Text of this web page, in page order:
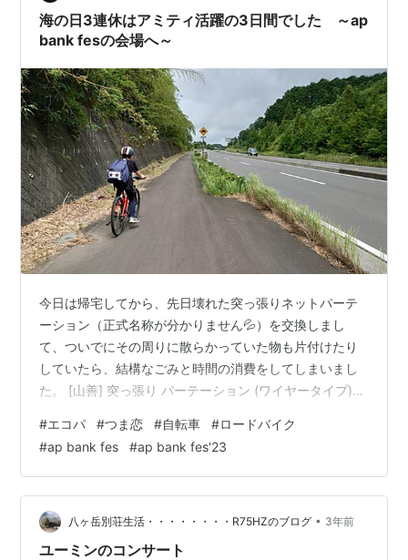
海の日3連休はアミティ活躍の3日間でした ～ap
bank fesの会場へ～
今日は帰宅してから、先日壊れた突っ張りネットパーテ
ーション（正式名称が分かりません💦）を交換しまし
て、ついでにその周りに散らかっていた物も片付けたり
していたら、結構なごみと時間の消費をしてしまいまし
た。 [山善] 突っ張り パーテーション (ワイヤータイプ)
け 収納 壁面収納 天井 間仕切り 組立品 ホワイト SP-
60(W) 山善(YAMAZEN) Amazon 実際に買ったのは幅
90cmのものですが、壁に穴をあけられないので、こんな
のが家の中に3カ所ほど設置されてますｗ ちなみに片づ
けをしていたら、最近はすっかり出番…
#エコパ #つま恋 #自転車 #ロードバイク
#ap bank fes #ap bank fes'23
八ヶ岳別荘生活・・・・・・・・R75HZのブログ • 3年前
ユーミンのコンサート